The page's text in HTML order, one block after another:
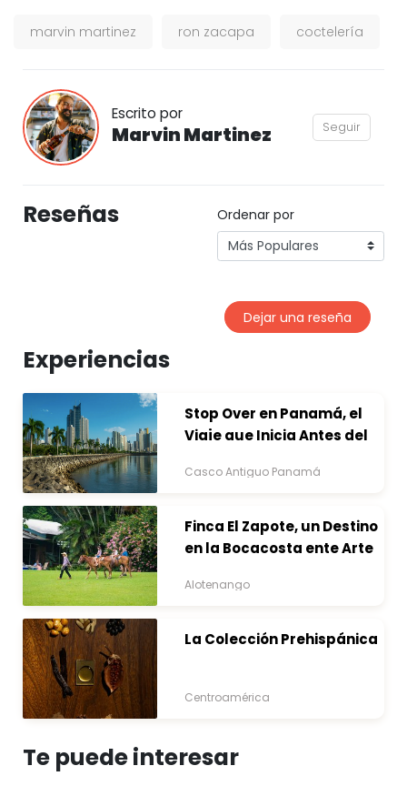
marvin martinez ron zacapa coctelería
Escrito por
Marvin Martinez Seguir
Reseñas Ordenar por
Dejar una reseña
Experiencias
Stop Over en Panamá, el
Viaje que Inicia Antes del
Casco Antiguo Panamá
Finca El Zapote, un Destino
en la Bocacosta ente Arte
Alotenango
La Colección Prehispánica
Centroamérica
Te puede interesar